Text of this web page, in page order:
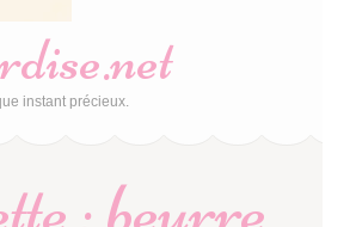
instant précieux.